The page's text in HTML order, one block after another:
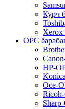
Курч
Xerox
OPC
HP-
Oce-